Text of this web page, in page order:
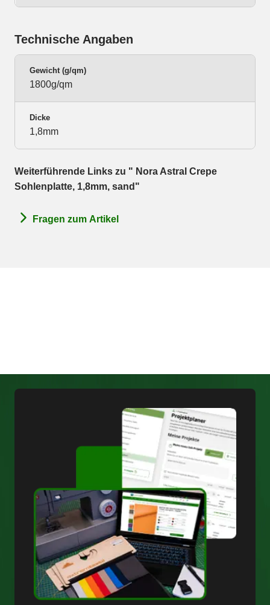
Technische Angaben
Gewicht (g/qm)
1800g/qm
Dicke
1,8mm
Weiterführende Links zu " Nora Astral Crepe
Sohlenplatte, 1,8mm, sand"
Fragen zum Artikel